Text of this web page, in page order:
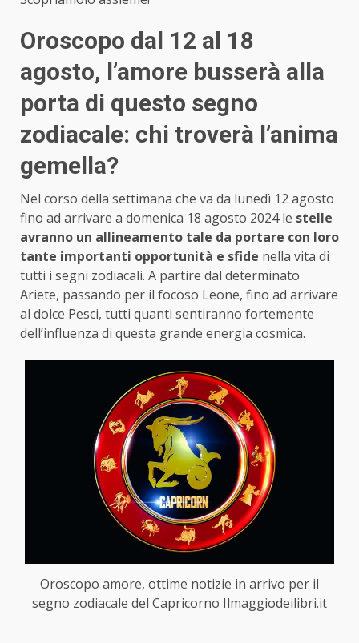
Oroscopo dal 12 al 18
agosto, l’amore busserà alla
porta di questo segno
zodiacale: chi troverà l’anima
gemella?
Nel corso della settimana che va da lunedì 12 agosto
fino ad arrivare a domenica 18 agosto 2024 le stelle
avranno un allineamento tale da portare con loro
tante importanti opportunità e sfide nella vita di
tutti i segni zodiacali. A partire dal determinato
Ariete, passando per il focoso Leone, fino ad arrivare
al dolce Pesci, tutti quanti sentiranno fortemente
dell’influenza di questa grande energia cosmica.
Oroscopo amore, ottime notizie in arrivo per il
segno zodiacale del Capricorno Ilmaggiodeilibri.it